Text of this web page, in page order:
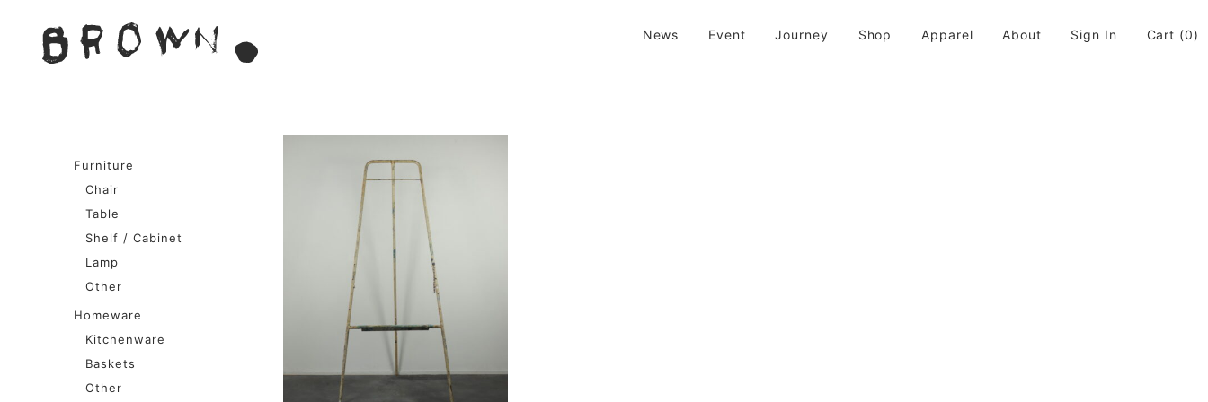
content
BROWN. | 京都 二条新町の生活雑貨店
News Event Journey Shop Apparel About Sign In Cart (0)
Furniture
Chair
Table
Shelf / Cabinet
Lamp
Other
Homeware
Kitchenware
Baskets
Other